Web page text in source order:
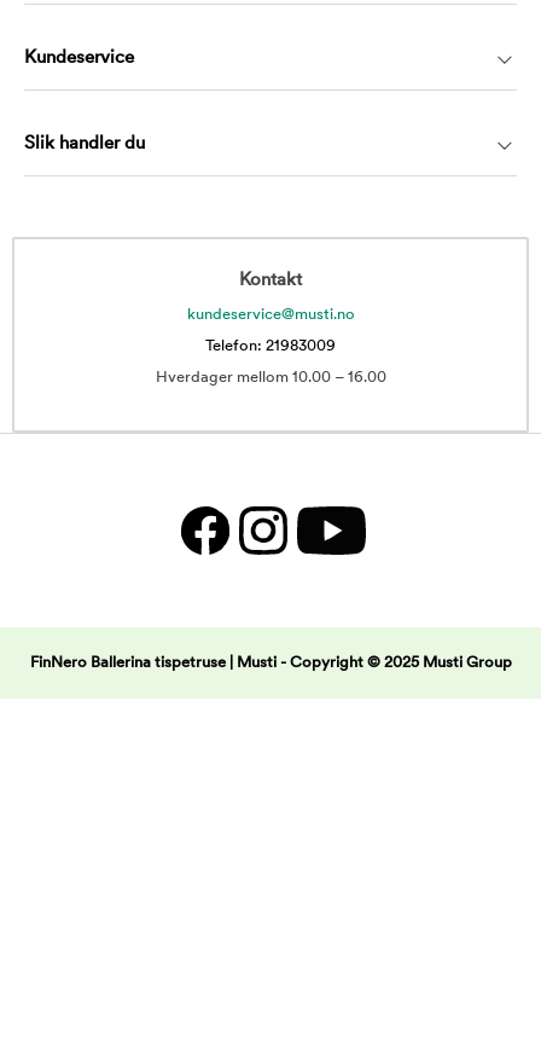
Kundeservice
Slik handler du
Kontakt
kundeservice@musti.no
Telefon: 21983009
Hverdager mellom 10.00 – 16.00
FinNero Ballerina tispetruse | Musti - Copyright © 2025 Musti Group